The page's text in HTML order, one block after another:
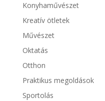
Konyhaművészet
Kreatív ötletek
Művészet
Oktatás
Otthon
Praktikus megoldások
Sportolás